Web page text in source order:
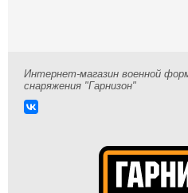
Интернет-магазин военной
снаряжения "Гарнизон"